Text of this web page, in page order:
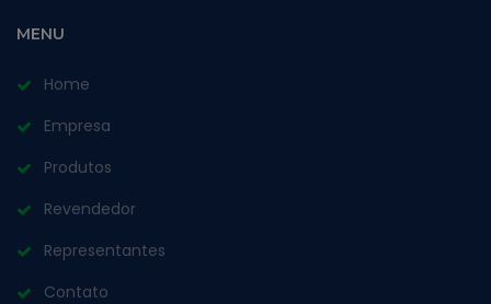
MENU
Home
Empresa
Produtos
Revendedor
Representantes
Contato